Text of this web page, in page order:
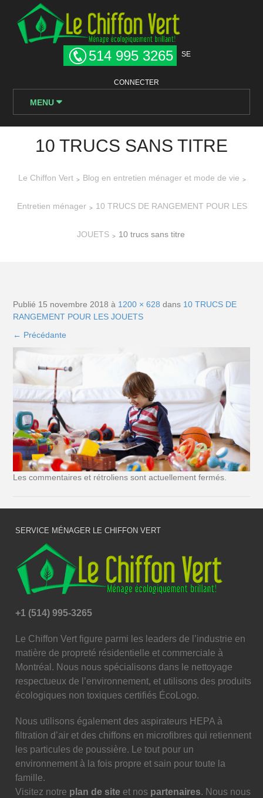
514 995 3265 SE
CONNECTER
MENU
10 TRUCS SANS TITRE
Le Chiffon Vert > Blog en entretien ménager et mode de vie >
Entretien ménager > 10 TRUCS DE RANGEMENT POUR LES
JOUETS > 10 trucs sans titre
Publié 15 novembre 2018 à 1200 × 628 dans 10 TRUCS DE
RANGEMENT POUR LES JOUETS
← Précédante
Les commentaires et rétroliens sont actuellement fermés.
SERVICE MÉNAGER LE CHIFFON VERT
+1 (514) 995-3265
Le Chiffon Vert figure parmi les leaders de l’industrie en
matière de propreté résidentielle et commerciale à
Montréal. Nous nous spécialisons dans le nettoyage
respectueux de l’environnement, et utilisons des produits
écologiques non toxiques certifiés ÉcoLogo.
Nous utilisons également des aspirateurs HEPA à
filtration d’air et des chiffons en microfibres qui retiennent
les particules de poussière. Le tout pour un
environnement à la fois propre et sain pour toute la
famille.
Visitez notre plan de site et nos partenaires. Nous nous